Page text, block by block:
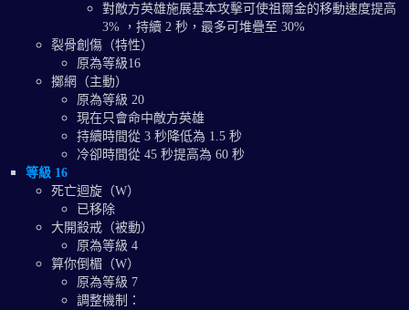
對敵方英雄施展基本攻擊可使祖爾金的移動速度提高
3% ，持續 2 秒，最多可堆疊至 30%
裂骨創傷（特性）
原為等級16
擲網（主動）
原為等級 20
現在只會命中敵方英雄
持續時間從 3 秒降低為 1.5 秒
冷卻時間從 45 秒提高為 60 秒
等級 16
死亡迴旋（W）
已移除
大開殺戒（被動）
原為等級 4
算你倒楣（W）
原為等級 7
調整機制：